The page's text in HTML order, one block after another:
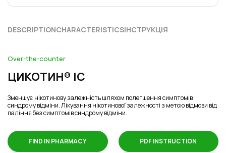
DESCRIPTIONCHARACTERISTICSІНСТРУКЦІЯ
Over-the-counter
ЦИКОТИН® ІС
Зменшує нікотинову залежність шляхом полегшення симптомів
синдрому відміни. Лікування нікотинової залежності з метою відмови від
паління без симптомів синдрому відміни.
FIND IN PHARMACY PDF INSTRUCTION